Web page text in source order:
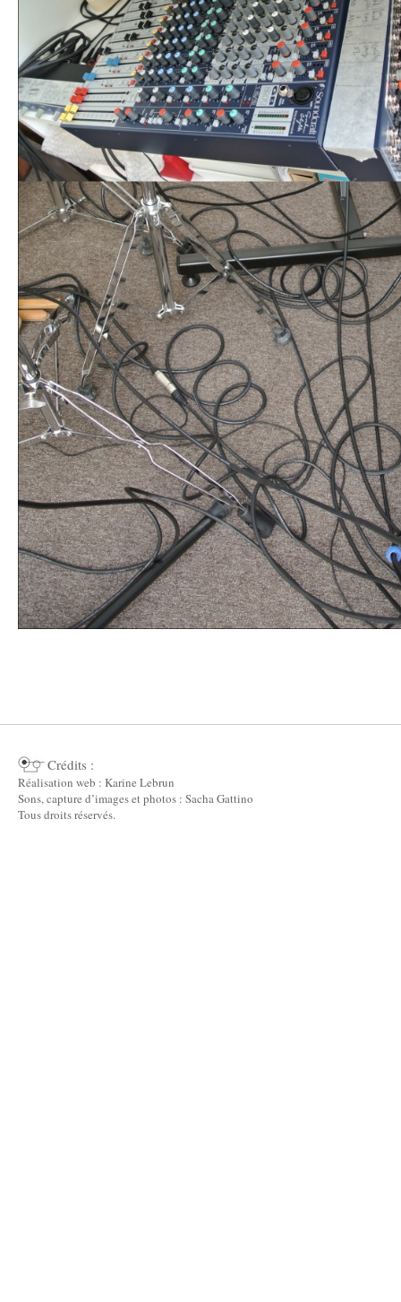
Crédits :
Réalisation web : Karine Lebrun
Sons, capture d’images et photos : Sacha Gattino
Tous droits réservés.